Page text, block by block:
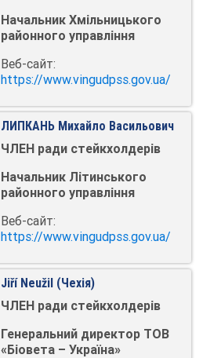
Начальник Хмільницького
районного управління
Веб-сайт:
https://www.vingudpss.gov.ua/
ЛИПКАНЬ Михайло Васильович
ЧЛЕН ради стейкхолдерів
Начальник Літинського
районного управління
Веб-сайт:
https://www.vingudpss.gov.ua/
Jiří Neužil (Чехія)
ЧЛЕН ради стейкхолдерів
Генеральний директор ТОВ
«Біовета – Україна»